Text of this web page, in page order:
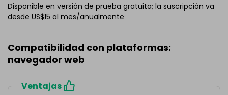
Disponible en versión de prueba gratuita; la suscripción va
desde US$15 al mes/anualmente
Compatibilidad con plataformas:
navegador web
Ventajas